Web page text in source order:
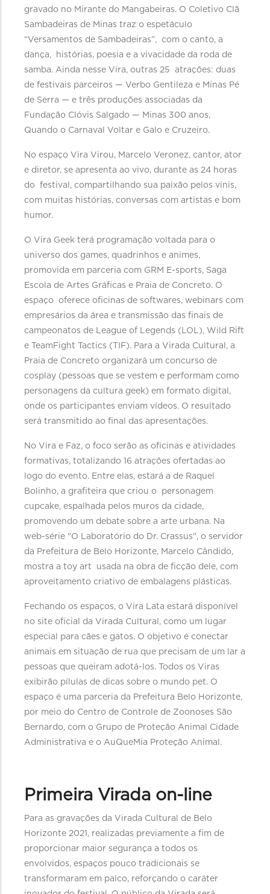
gravado no Mirante do Mangabeiras. O Coletivo Clã
Sambadeiras de Minas traz o espetáculo
“Versamentos de Sambadeiras”, com o canto, a
dança, histórias, poesia e a vivacidade da roda de
samba. Ainda nesse Vira, outras 25 atrações: duas
de festivais parceiros — Verbo Gentileza e Minas Pé
de Serra — e três produções associadas da
Fundação Clóvis Salgado — Minas 300 anos,
Quando o Carnaval Voltar e Galo e Cruzeiro.
No espaço Vira Virou, Marcelo Veronez, cantor, ator
e diretor, se apresenta ao vivo, durante as 24 horas
do festival, compartilhando sua paixão pelos vinis,
com muitas histórias, conversas com artistas e bom
humor.
O Vira Geek terá programação voltada para o
universo dos games, quadrinhos e animes,
promovida em parceria com GRM E-sports, Saga
Escola de Artes Gráficas e Praia de Concreto. O
espaço oferece oficinas de softwares, webinars com
empresários da área e transmissão das finais de
campeonatos de League of Legends (LOL), Wild Rift
e TeamFight Tactics (TIF). Para a Virada Cultural, a
Praia de Concreto organizará um concurso de
cosplay (pessoas que se vestem e performam como
personagens da cultura geek) em formato digital,
onde os participantes enviam vídeos. O resultado
será transmitido ao final das apresentações.
No Vira e Faz, o foco serão as oficinas e atividades
formativas, totalizando 16 atrações ofertadas ao
logo do evento. Entre elas, estará a de Raquel
Bolinho, a grafiteira que criou o personagem
cupcake, espalhada pelos muros da cidade,
promovendo um debate sobre a arte urbana. Na
web-série "O Laboratório do Dr. Crassus", o servidor
da Prefeitura de Belo Horizonte, Marcelo Cândido,
mostra a toy art usada na obra de ficção dele, com
aproveitamento criativo de embalagens plásticas.
Fechando os espaços, o Vira Lata estará disponível
no site oficial da Virada Cultural, como um lugar
especial para cães e gatos. O objetivo é conectar
animais em situação de rua que precisam de um lar a
pessoas que queiram adotá-los. Todos os Viras
exibirão pílulas de dicas sobre o mundo pet. O
espaço é uma parceria da Prefeitura Belo Horizonte,
por meio do Centro de Controle de Zoonoses São
Bernardo, com o Grupo de Proteção Animal Cidade
Administrativa e o AuQueMia Proteção Animal.
Primeira Virada on-line
Para as gravações da Virada Cultural de Belo
Horizonte 2021, realizadas previamente a fim de
proporcionar maior segurança a todos os
envolvidos, espaços pouco tradicionais se
transformaram em palco, reforçando o caráter